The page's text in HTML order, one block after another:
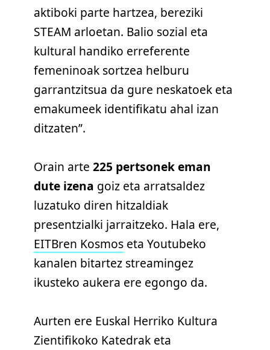
aktiboki parte hartzea, bereziki
STEAM arloetan. Balio sozial eta
kultural handiko erreferente
femeninoak sortzea helburu
garrantzitsua da gure neskatoek eta
emakumeek identifikatu ahal izan
ditzaten”.
Orain arte 225 pertsonek eman
dute izena goiz eta arratsaldez
luzatuko diren hitzaldiak
presentzialki jarraitzeko. Hala ere,
EITBren Kosmos eta Youtubeko
kanalen bitartez streamingez
ikusteko aukera ere egongo da.
Aurten ere Euskal Herriko Kultura
Zientifikoko Katedrak eta